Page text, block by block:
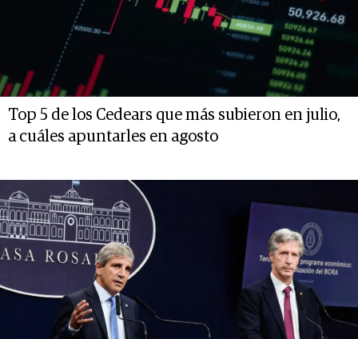
Top 5 de los Cedears que más subieron en julio,
a cuáles apuntarles en agosto